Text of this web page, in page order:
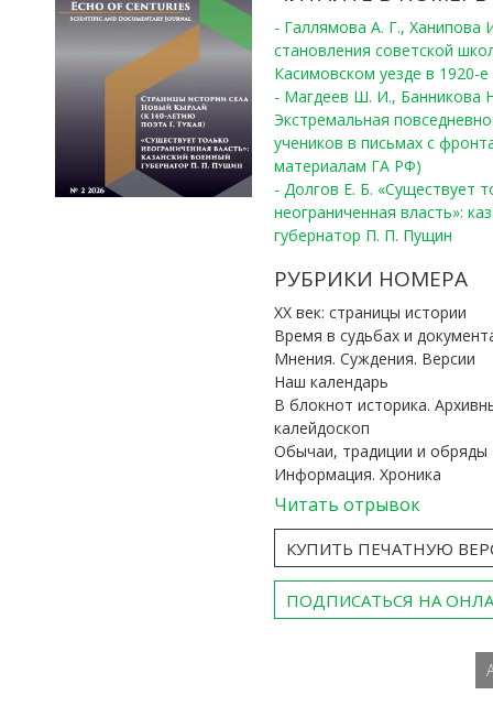
- Галлямова А. Г.,
становления советской
Касимовском уезде в 1920-е
- Магдеев Ш. И., Банникова
Экстремальная
учеников в письмах с
материалам ГА РФ)
- Долгов Е. Б. «Существует
неограниченная власть»:
губернатор П. П. Пущин
РУБРИКИ НОМЕРА
ХХ век: страницы истории
Время в судьбах и
Мнения. Суждения. Версии
Наш календарь
В блокнот историка.
калейдоскоп
Обычаи, традиции и обряды
Информация. Хроника
Читать отрывок
КУПИТЬ ПЕЧАТНУЮ
ПОДПИСАТЬСЯ НА